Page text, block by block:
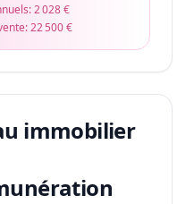
2 028 €
22 500 €
immobilier